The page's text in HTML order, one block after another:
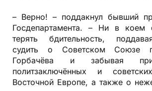
– Верно! – поддакнул бывший
Госдепартамента. – Ни в коем
терять бдительность,
судить о Советском Союзе
Горбачёва и забывая
политзаключённых и
Восточной Европе, а также о